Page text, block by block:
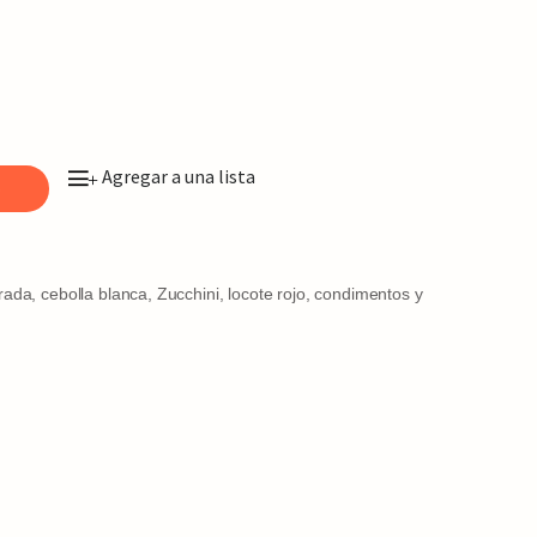
+Agregar a una lista
cebolla blanca, Zucchini, locote rojo, condimentos y